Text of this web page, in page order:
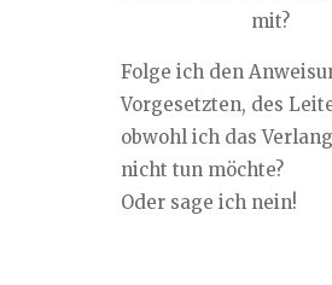
mit?
Folge ich den
Vorgesetzten, des
obwohl ich das
nicht tun möchte?
Oder sage ich nein!